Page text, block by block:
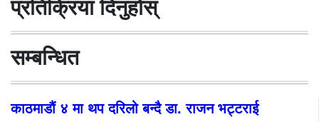
प्रतिक्रिया दिनुहोस्
सम्बन्धित
काठमाडौं ४ मा थप दरिलो बन्दै डा. राजन भट्टराई